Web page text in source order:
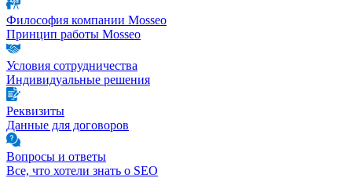
Философия компании Mosseo
Принцип работы Mosseo
Условия сотрудничества
Индивидуальные решения
Реквизиты
Данные для договоров
Вопросы и ответы
Все, что хотели знать о SEO